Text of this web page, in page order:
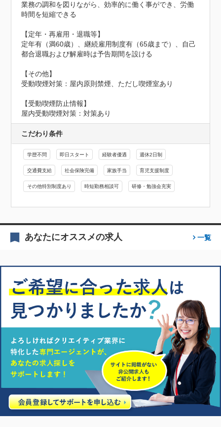
業務の調和を図りながら、効率的に働く事ができ、労働
時間を短縮できる
【定年・再雇用・退職等】
定年有（満60歳）、継続雇用制度有（65歳まで）、自己
都合退職および解雇時は予告期間を設ける
【その他】
受動喫煙対策：屋内原則禁煙、ただし喫煙室あり
【受動喫煙防止情報】
屋内受動喫煙対策：対策あり
こだわり条件
学歴不問 即日スタート 経験者優遇 週休2日制
交通費支給 社会保険完備 家族手当 育児支援制度
その他特別制度あり 時短勤務相談可 研修・勉強会充実
あなたにオススメの求人 一覧